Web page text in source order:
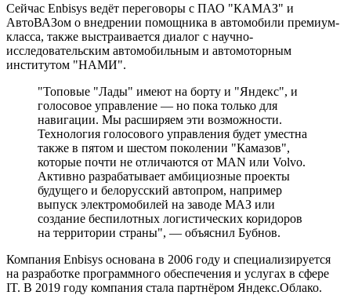
Сейчас Enbisys ведёт переговоры с ПАО "КАМАЗ" и
АвтоВАЗом о внедрении помощника в автомобили премиум-
класса, также выстраивается диалог с научно-
исследовательским автомобильным и автомоторным
институтом "НАМИ".
"Топовые "Лады" имеют на борту и "Яндекс", и
голосовое управление — но пока только для
навигации. Мы расширяем эти возможности.
Технология голосового управления будет уместна
также в пятом и шестом поколении "Камазов",
которые почти не отличаются от MAN или Volvo.
Активно разрабатывает амбициозные проекты
будущего и белорусский автопром, например
выпуск электромобилей на заводе МАЗ или
создание беспилотных логистических коридоров
на территории страны", — объяснил Бубнов.
Компания Enbisys основана в 2006 году и специализируется
на разработке программного обеспечения и услугах в сфере
IT. В 2019 году компания стала партнёром Яндекс.Облако.